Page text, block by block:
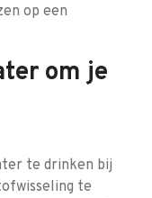
op een
om je
te drinken bij
te